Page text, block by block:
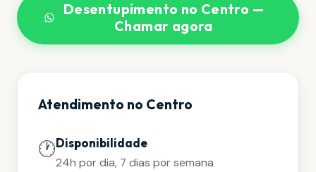
Desentupimento no Centro —
Chamar agora
Atendimento no Centro
🕐Disponibilidade
24h por dia, 7 dias por semana